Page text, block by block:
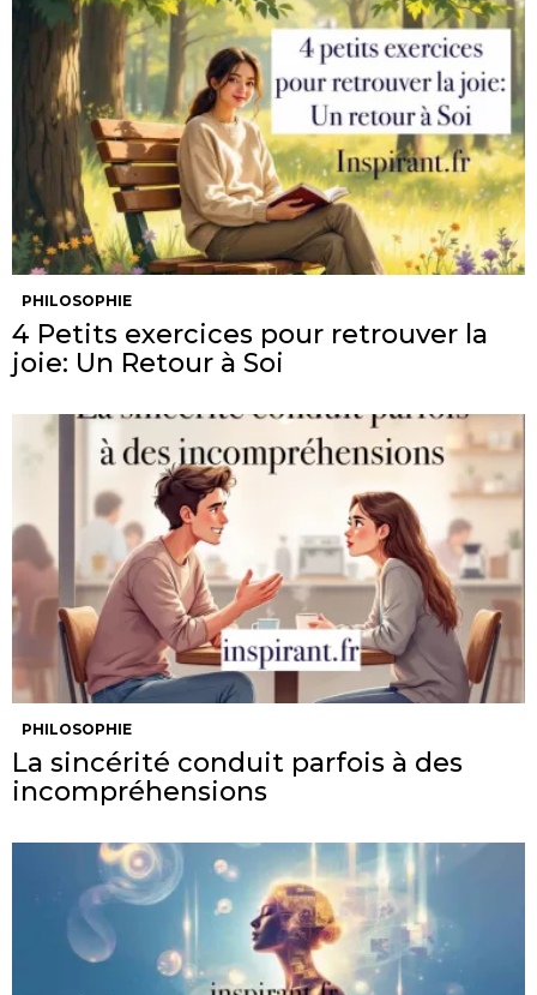
PHILOSOPHIE
4 Petits exercices pour retrouver la
joie: Un Retour à Soi
PHILOSOPHIE
La sincérité conduit parfois à des
incompréhensions